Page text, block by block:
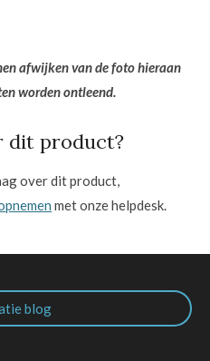
afwijken van de foto hieraan
worden ontleend.
dit product?
over dit product,
met onze helpdesk.
blog